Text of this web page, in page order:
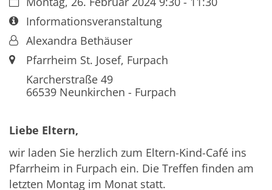
Art bzw. Nummer:
Informationsveranstaltung
Von:Alexandra Bethäuser
Ort:Pfarrheim St. Josef, Furpach
Karcherstraße 49
66539Neunkirchen - Furpach
Liebe Eltern,
wir laden Sie herzlich zum Eltern-Kind-Café ins
Pfarrheim in Furpach ein. Die Treffen finden am
letzten Montag im Monat statt.